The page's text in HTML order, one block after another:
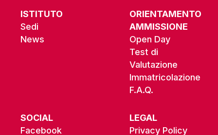
ISTITUTO
Sedi
News
ORIENTAMENTO
AMMISSIONE
Open Day
Test di
Valutazione
Immatricolazione
F.A.Q.
SOCIAL
Facebook
LEGAL
Privacy Policy